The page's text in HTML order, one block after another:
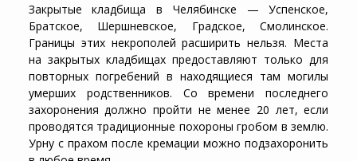
Закрытые кладбища в Челябинске — Успенское,
Братское, Шершневское, Градское, Смолинское.
Границы этих некрополей расширить нельзя. Места
на закрытых кладбищахпредоставляют только для
повторных погребений в находящиеся там могилы
умерших родственников. Со времени последнего
захоронения должно пройти не менее 20 лет, если
проводятся традиционные похороны гробом в землю.
Урну с прахом после кремации можно подзахоронить